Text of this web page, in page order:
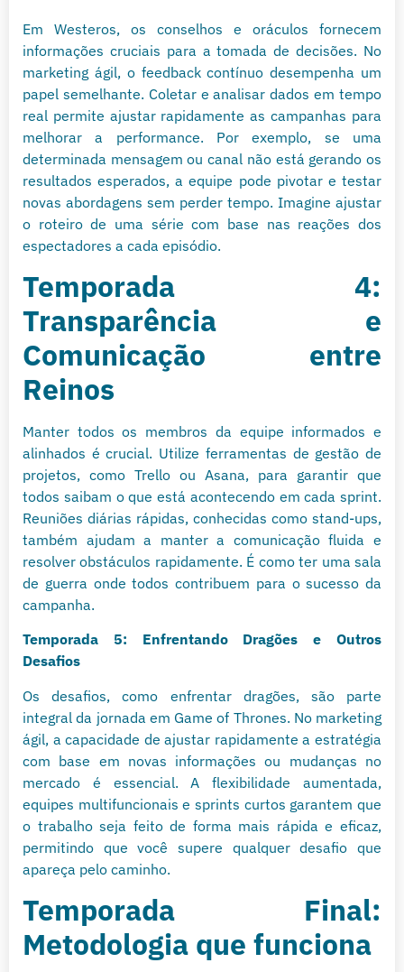
Em Westeros, os conselhos e oráculos fornecem
informações cruciais para a tomada de decisões. No
marketing ágil, o feedback contínuo desempenha um
papel semelhante. Coletar e analisar dados em tempo
real permite ajustar rapidamente as campanhas para
melhorar a performance. Por exemplo, se uma
determinada mensagem ou canal não está gerando os
resultados esperados, a equipe pode pivotar e testar
novas abordagens sem perder tempo. Imagine ajustar
o roteiro de uma série com base nas reações dos
espectadores a cada episódio.
Temporada 4:
Transparência e
Comunicação entre
Reinos
Manter todos os membros da equipe informados e
alinhados é crucial. Utilize ferramentas de gestão de
projetos, como Trello ou Asana, para garantir que
todos saibam o que está acontecendo em cada sprint.
Reuniões diárias rápidas, conhecidas como stand-ups,
também ajudam a manter a comunicação fluida e
resolver obstáculos rapidamente. É como ter uma sala
de guerra onde todos contribuem para o sucesso da
campanha.
Temporada 5: Enfrentando Dragões e Outros
Desafios
Os desafios, como enfrentar dragões, são parte
integral da jornada em Game of Thrones. No marketing
ágil, a capacidade de ajustar rapidamente a estratégia
com base em novas informações ou mudanças no
mercado é essencial. A flexibilidade aumentada,
equipes multifuncionais e sprints curtos garantem que
o trabalho seja feito de forma mais rápida e eficaz,
permitindo que você supere qualquer desafio que
apareça pelo caminho.
Temporada Final:
Metodologia que funciona